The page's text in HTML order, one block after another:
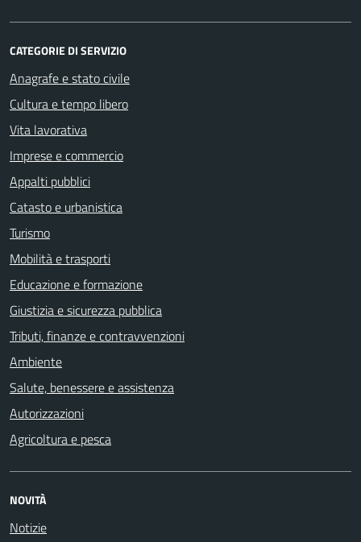
CATEGORIE DI SERVIZIO
Anagrafe e stato civile
Cultura e tempo libero
Vita lavorativa
Imprese e commercio
Appalti pubblici
Catasto e urbanistica
Turismo
Mobilità e trasporti
Educazione e formazione
Giustizia e sicurezza pubblica
Tributi, finanze e contravvenzioni
Ambiente
Salute, benessere e assistenza
Autorizzazioni
Agricoltura e pesca
NOVITÀ
Notizie